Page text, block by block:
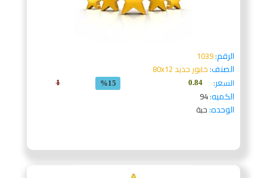
الرقم:1039
الصنف:خابور حديد 80x12
السعر:
0.84
%15
1
الكميه:94
الوحده:حبة